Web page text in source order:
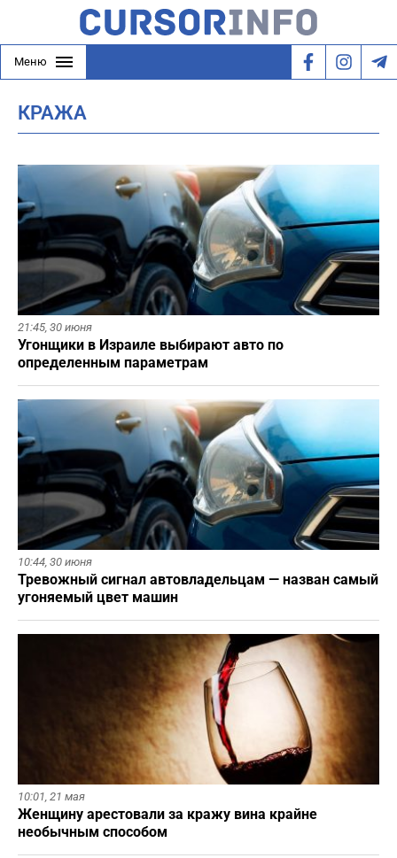
Меню
КРАЖА
21:45, 30 июня
Угонщики в Израиле выбирают авто по
определенным параметрам
10:44, 30 июня
Тревожный сигнал автовладельцам — назван самый
угоняемый цвет машин
10:01, 21 мая
Женщину арестовали за кражу вина крайне
необычным способом